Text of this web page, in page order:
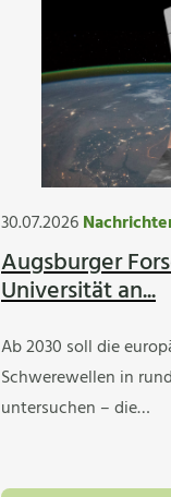
30.07.2026
Augsburger
Universität an...
Ab 2030 soll die
Schwerewellen in
untersuchen – die…